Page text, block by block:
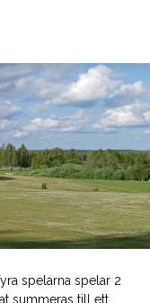
spelarna spelar 2
summeras till ett